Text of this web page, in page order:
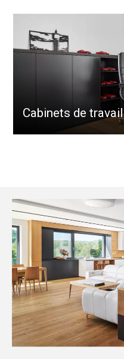
Cabinets de travail